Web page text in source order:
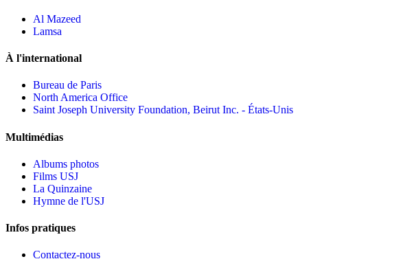
Al Mazeed
Lamsa
À l'international
Bureau de Paris
North America Office
Saint Joseph University Foundation, Beirut Inc. - États-Unis
Multimédias
Albums photos
Films USJ
La Quinzaine
Hymne de l'USJ
Infos pratiques
Contactez-nous